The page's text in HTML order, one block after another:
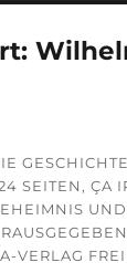
SEITEN, ÇA
VERLAG